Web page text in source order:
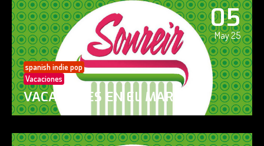
05
May 25
spanish indie pop
Vacaciones
VACACIONES EN EL MAR